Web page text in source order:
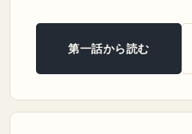
第一話から読む